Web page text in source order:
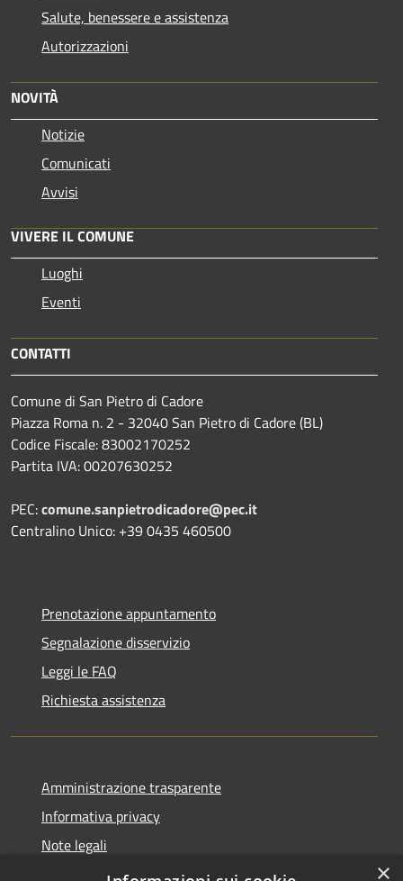
Salute, benessere e assistenza
Autorizzazioni
NOVITÀ
Notizie
Comunicati
Avvisi
VIVERE IL COMUNE
Luoghi
Eventi
CONTATTI
Comune di San Pietro di Cadore
Piazza Roma n. 2 - 32040 San Pietro di Cadore (BL)
Codice Fiscale: 83002170252
Partita IVA: 00207630252
PEC:comune.sanpietrodicadore@pec.it
Centralino Unico: +39 0435 460500
Prenotazione appuntamento
Segnalazione disservizio
Leggi le FAQ
Richiesta assistenza
Amministrazione trasparente
Informativa privacy
Note legali
Dichiarazione di accessibilità
×